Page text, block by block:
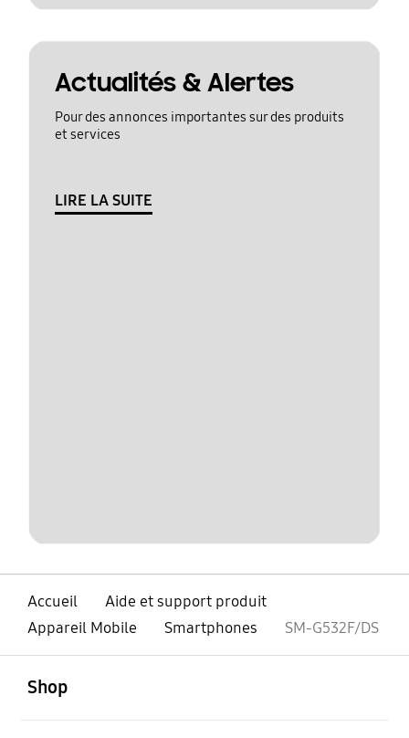
Actualités & Alertes
Pour des annonces importantes sur des produits
et services
LIRE LA SUITE
Accueil
Aide et support produit
Appareil Mobile
Smartphones SM-G532F/DS
Shop